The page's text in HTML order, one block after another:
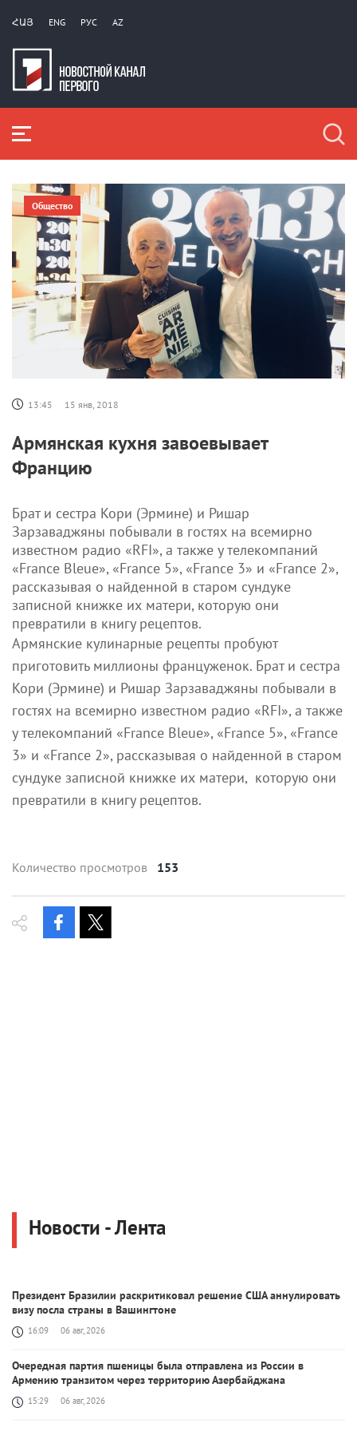
ՀԱՅ ENG РУС AZ
Общество
13:45 15 янв, 2018
Армянская кухня завоевывает
Францию
Брат и сестра Кори (Эрмине) и Ришар
Зарзаваджяны побывали в гостях на всемирно
известном радио «RFI», а также у телекомпаний
«France Bleue», «France 5», «France 3» и «France 2»,
рассказывая о найденной в старом сундуке
записной книжке их матери, которую они
превратили в книгу рецептов.
Армянские кулинарные рецепты пробуют
приготовить миллионы француженок. Брат и сестра
Кори (Эрмине) и Ришар Зарзаваджяны побывали в
гостях на всемирно известном радио «RFI», а также
у телекомпаний «France Bleue», «France 5», «France
3» и «France 2», рассказывая о найденной в старом
сундуке записной книжке их матери, которую они
превратили в книгу рецептов.
Количество просмотров 153
Новости - Лента
Президент Бразилии раскритиковал решение США аннулировать
визу посла страны в Вашингтоне
16:09 06 авг, 2026
Очередная партия пшеницы была отправлена из России в
Армению транзитом через территорию Азербайджана
15:29 06 авг, 2026